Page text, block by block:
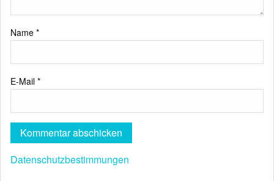
Name *
E-Mail *
Datenschutzbestimmungen